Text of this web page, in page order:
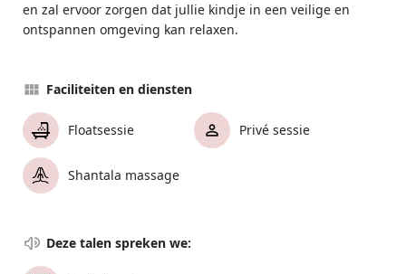
en zal ervoor zorgen dat jullie kindje in een veilige en
ontspannen omgeving kan relaxen.
Faciliteiten en diensten
Floatsessie Privé sessie
Shantala massage
Deze talen spreken we: